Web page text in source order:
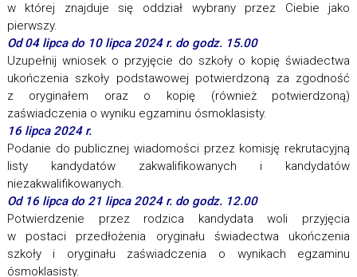
w której znajduje się oddział wybrany przez Ciebie jako
pierwszy.
Od 04 lipca do 10 lipca 2024 r. do godz. 15.00
Uzupełnij wniosek o przyjęcie do szkoły o kopię świadectwa
ukończenia szkoły podstawowej potwierdzoną za zgodność
z oryginałem oraz o kopię (również potwierdzoną)
zaświadczenia o wyniku egzaminu ósmoklasisty.
16 lipca 2024 r.
Podanie do publicznej wiadomości przez komisję rekrutacyjną
listy kandydatów zakwalifikowanych i kandydatów
niezakwalifikowanych.
Od 16 lipca do 21 lipca 2024 r. do godz. 12.00
Potwierdzenie przez rodzica kandydata woli przyjęcia
w postaci przedłożenia oryginału świadectwa ukończenia
szkoły i oryginału zaświadczenia o wynikach egzaminu
ósmoklasisty.